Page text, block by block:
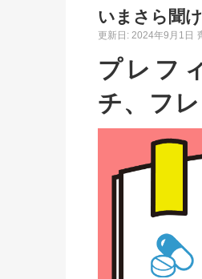
いまさら聞
更新日: 2024年9月1日
プレフ
チ、フ